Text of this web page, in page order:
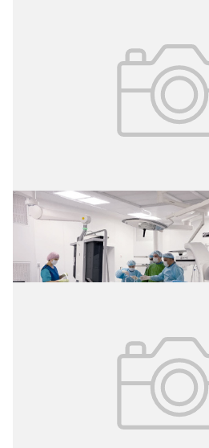
02.08.2026 № 29 (427)
Операция без разрезов